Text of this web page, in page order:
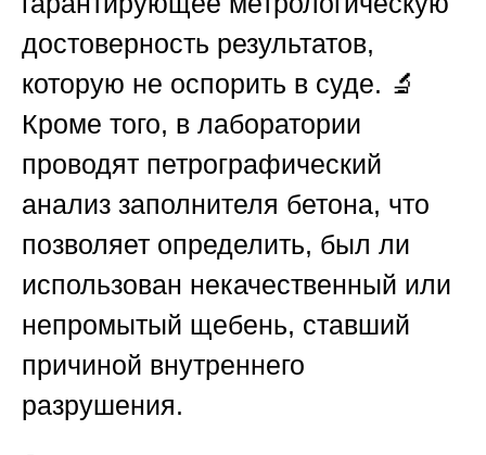
достоверность результатов,
которую не оспорить в суде. 🔬
Кроме того, в лаборатории
проводят петрографический
анализ заполнителя бетона, что
позволяет определить, был ли
использован некачественный или
непромытый щебень, ставший
причиной внутреннего
разрушения.